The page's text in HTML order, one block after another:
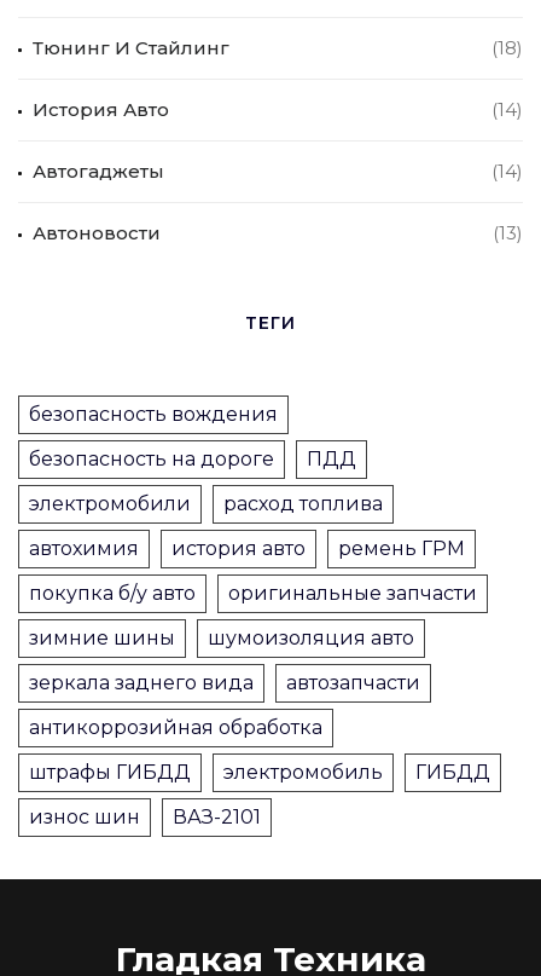
Тюнинг И Стайлинг (18)
История Авто (14)
Автогаджеты (14)
Автоновости (13)
ТЕГИ
безопасность вождения
безопасность на дороге
ПДД
электромобили
расход топлива
автохимия
история авто
ремень ГРМ
покупка б/у авто
оригинальные запчасти
зимние шины
шумоизоляция авто
зеркала заднего вида
автозапчасти
антикоррозийная обработка
штрафы ГИБДД
электромобиль
ГИБДД
износ шин
ВАЗ-2101
Гладкая Техника